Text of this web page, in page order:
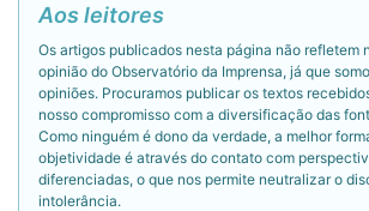
Aos leitores
Os artigos publicados nesta página não refletem
opinião do Observatório da Imprensa, já que
opiniões. Procuramos publicar os textos
nosso compromisso com a diversificação das
Como ninguém é dono da verdade, a melhor
objetividade é através do contato com
diferenciadas, o que nos permite neutralizar o
intolerância.